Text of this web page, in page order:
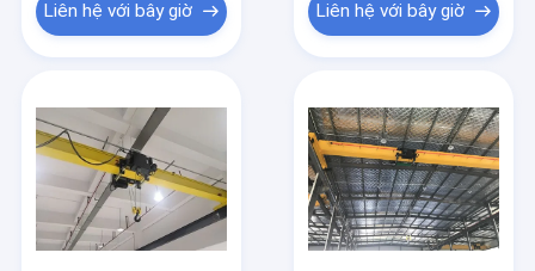
Liên hệ với bây giờ Liên hệ với bây giờ